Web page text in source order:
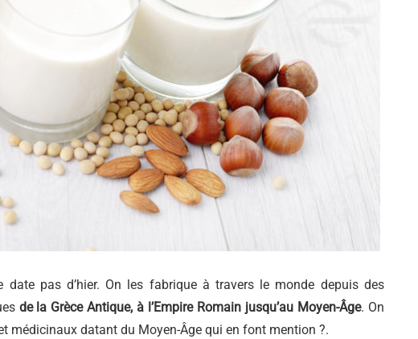
pas d’hier. On les fabrique à travers le monde depuis des
de la Grèce Antique, à l’Empire Romain jusqu’au Moyen-Âge. On
médicinaux datant du Moyen-Âge qui en font mention ?.